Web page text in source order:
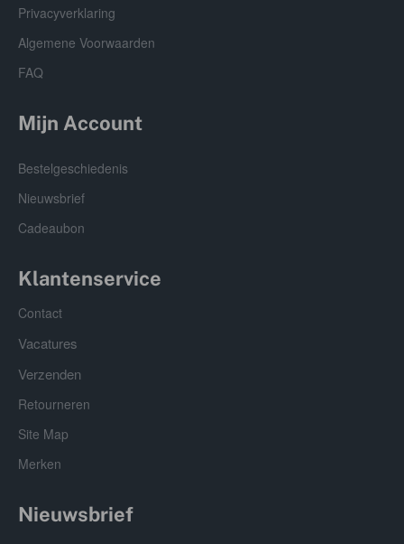
Privacyverklaring
Algemene Voorwaarden
FAQ
Mijn Account
Bestelgeschiedenis
Nieuwsbrief
Cadeaubon
Klantenservice
Contact
Vacatures
Verzenden
Retourneren
Site Map
Merken
Nieuwsbrief